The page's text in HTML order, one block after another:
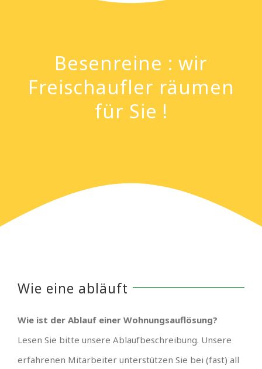
Besenreine : wir
Freischaufler räumen
für Sie !
Wie eine abläuft
Wie ist der Ablauf einer Wohnungsauflösung?
Lesen Sie bitte unsere Ablaufbeschreibung. Unsere
erfahrenen Mitarbeiter unterstützen Sie bei (fast) all